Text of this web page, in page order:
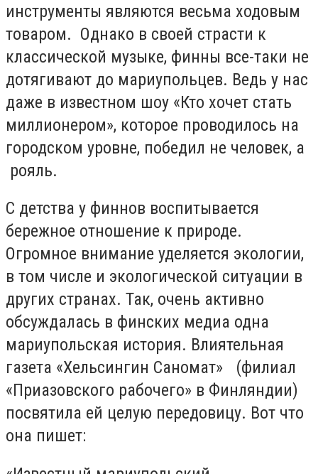
инструменты являются весьма ходовым
товаром. Однако в своей страсти к
классической музыке, финны все-таки не
дотягивают до мариупольцев. Ведь у нас
даже в известном шоу «Кто хочет стать
миллионером», которое проводилось на
городском уровне, победил не человек, а
рояль.
С детства у финнов воспитывается
бережное отношение к природе.
Огромное внимание уделяется экологии,
в том числе и экологической ситуации в
других странах. Так, очень активно
обсуждалась в финских медиа одна
мариупольская история. Влиятельная
газета «Хельсингин Саномат» (филиал
«Приазовского рабочего» в Финляндии)
посвятила ей целую передовицу. Вот что
она пишет: